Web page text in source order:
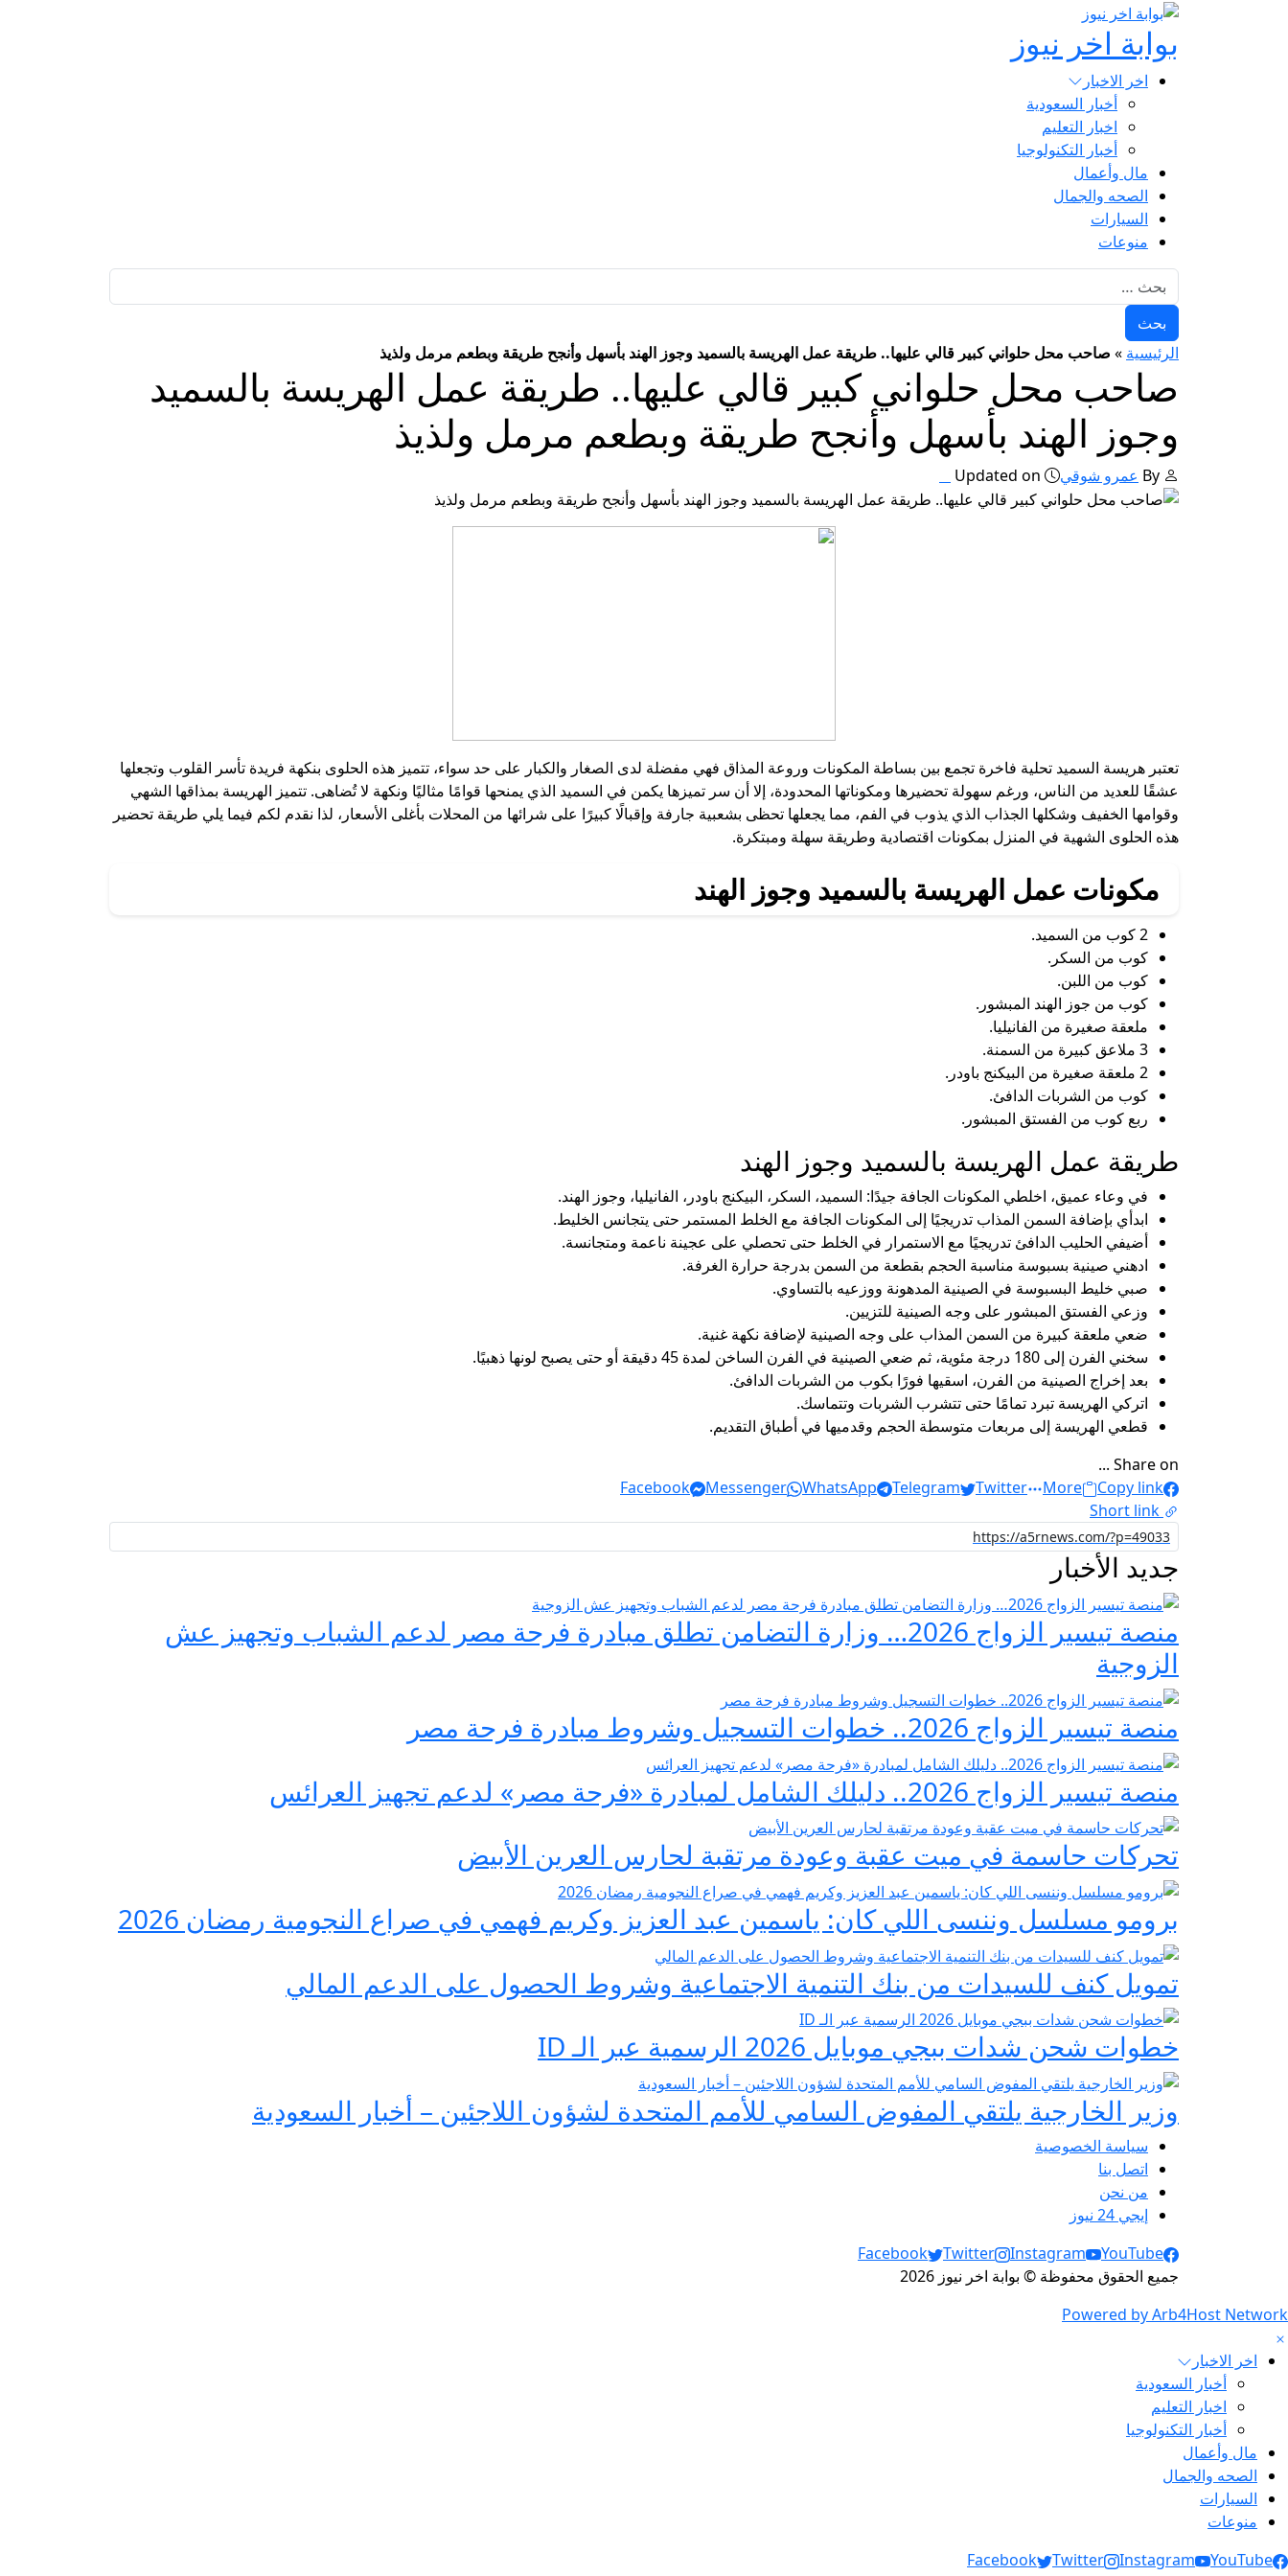
بوابة اخر نيوز
اخر الاخبار
أخبار السعودية
اخبار التعليم
أخبار التكنولوجيا
مال وأعمال
الصحه والجمال
السيارات
منوعات
الرئيسية » صاحب محل حلواني كبير قالي عليها.. طريقة عمل الهريسة بالسميد وجوز الهند بأسهل وأنجح طريقة وبطعم مرمل ولذيذ
صاحب محل حلواني كبير قالي عليها.. طريقة عمل الهريسة بالسميد
وجوز الهند بأسهل وأنجح طريقة وبطعم مرمل ولذيذ
By عمرو شوقي Updated on
تعتبر هريسة السميد تحلية فاخرة تجمع بين بساطة المكونات وروعة المذاق فهي مفضلة لدى الصغار والكبار على حد سواء، تتميز هذه الحلوى بنكهة فريدة تأسر القلوب وتجعلها
عشقًا للعديد من الناس، ورغم سهولة تحضيرها ومكوناتها المحدودة، إلا أن سر تميزها يكمن في السميد الذي يمنحها قوامًا مثاليًا ونكهة لا تُضاهى. تتميز الهريسة بمذاقها الشهي
وقوامها الخفيف وشكلها الجذاب الذي يذوب في الفم، مما يجعلها تحظى بشعبية جارفة وإقبالًا كبيرًا على شرائها من المحلات بأغلى الأسعار، لذا نقدم لكم فيما يلي طريقة تحضير
هذه الحلوى الشهية في المنزل بمكونات اقتصادية وطريقة سهلة ومبتكرة.
مكونات عمل الهريسة بالسميد وجوز الهند
2 كوب من السميد.
كوب من السكر.
كوب من اللبن.
كوب من جوز الهند المبشور.
ملعقة صغيرة من الفانيليا.
3 ملاعق كبيرة من السمنة.
2 ملعقة صغيرة من البيكنج باودر.
كوب من الشربات الدافئ.
ربع كوب من الفستق المبشور.
طريقة عمل الهريسة بالسميد وجوز الهند
في وعاء عميق، اخلطي المكونات الجافة جيدًا: السميد، السكر، البيكنج باودر، الفانيليا، وجوز الهند.
ابدأي بإضافة السمن المذاب تدريجيًا إلى المكونات الجافة مع الخلط المستمر حتى يتجانس الخليط.
أضيفي الحليب الدافئ تدريجيًا مع الاستمرار في الخلط حتى تحصلي على عجينة ناعمة ومتجانسة.
ادهني صينية بسبوسة مناسبة الحجم بقطعة من السمن بدرجة حرارة الغرفة.
صبي خليط البسبوسة في الصينية المدهونة ووزعيه بالتساوي.
وزعي الفستق المبشور على وجه الصينية للتزيين.
ضعي ملعقة كبيرة من السمن المذاب على وجه الصينية لإضافة نكهة غنية.
سخني الفرن إلى 180 درجة مئوية، ثم ضعي الصينية في الفرن الساخن لمدة 45 دقيقة أو حتى يصبح لونها ذهبيًا.
بعد إخراج الصينية من الفرن، اسقيها فورًا بكوب من الشربات الدافئ.
اتركي الهريسة تبرد تمامًا حتى تتشرب الشربات وتتماسك.
قطعي الهريسة إلى مربعات متوسطة الحجم وقدميها في أطباق التقديم.
Share on ...
Facebook
Messenger WhatsApp Telegram Twitter More
Copy link
Short link
جديد الأخبار
منصة تيسير الزواج 2026… وزارة التضامن تطلق مبادرة فرحة مصر لدعم الشباب وتجهيز عش
الزوجية
منصة تيسير الزواج 2026.. خطوات التسجيل وشروط مبادرة فرحة مصر
منصة تيسير الزواج 2026.. دليلك الشامل لمبادرة «فرحة مصر» لدعم تجهيز العرائس
تحركات حاسمة في ميت عقبة وعودة مرتقبة لحارس العرين الأبيض
برومو مسلسل وننسى اللي كان: ياسمين عبد العزيز وكريم فهمي في صراع النجومية رمضان 2026
تمويل كنف للسيدات من بنك التنمية الاجتماعية وشروط الحصول على الدعم المالي
خطوات شحن شدات ببجي موبايل 2026 الرسمية عبر الـ ID
وزير الخارجية يلتقي المفوض السامي للأمم المتحدة لشؤون اللاجئين – أخبار السعودية
سياسة الخصوصية
اتصل بنا
من نحن
إيجي 24 نيوز
Social Links
Facebook Twitter Instagram
YouTube
جميع الحقوق محفوظة © بوابة اخر نيوز 2026
Powered by Arb4Host Network
اخر الاخبار
أخبار السعودية
اخبار التعليم
أخبار التكنولوجيا
مال وأعمال
الصحه والجمال
السيارات
منوعات
Social Links
Facebook Twitter Instagram YouTube